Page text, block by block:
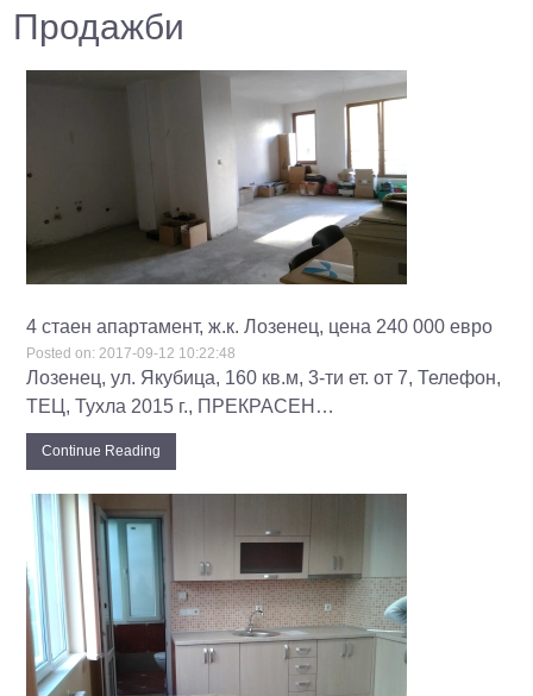
Продажби
4 стаен апартамент, ж.к. Лозенец, цена 240 000 евро
Posted on: 2017-09-12 10:22:48
Лозенец, ул. Якубица, 160 кв.м, 3-ти ет. от 7, Телефон,
ТЕЦ, Тухла 2015 г., ПРЕКРАСЕН…
Continue Reading